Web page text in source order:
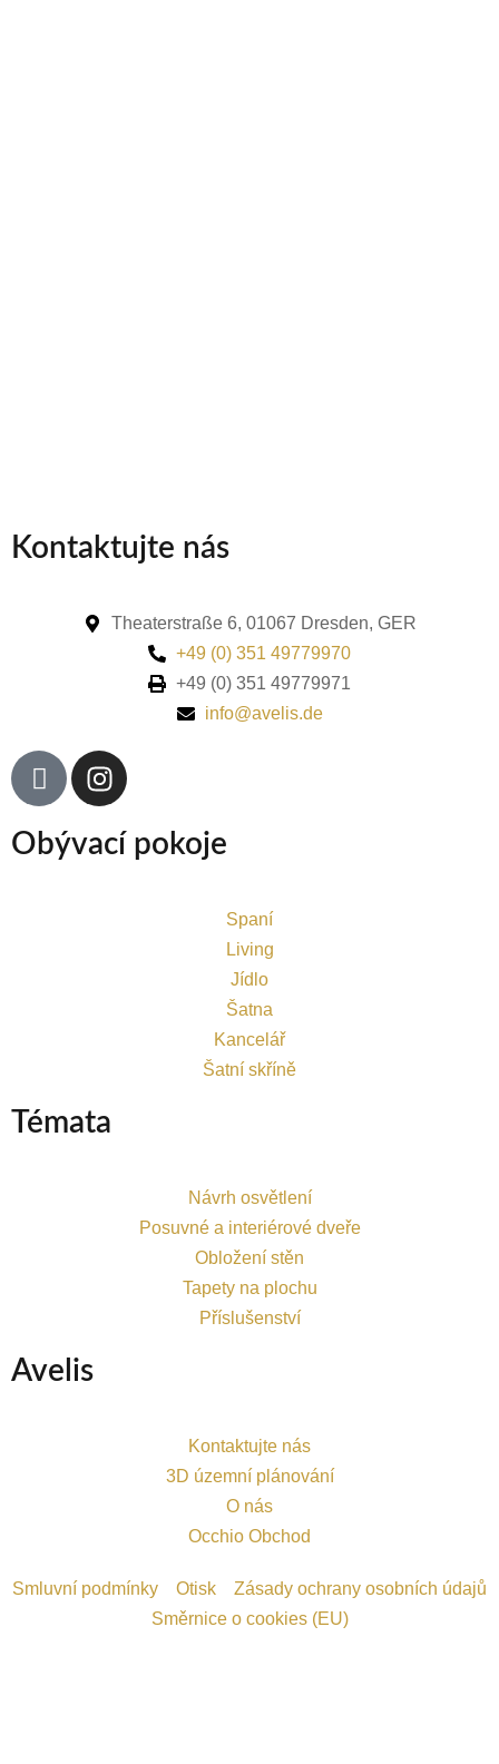
Kontaktujte nás
Theaterstraße 6, 01067 Dresden, GER
+49 (0) 351 49779970
+49 (0) 351 49779971
info@avelis.de
Obývací pokoje
Spaní
Living
Jídlo
Šatna
Kancelář
Šatní skříně
Témata
Návrh osvětlení
Posuvné a interiérové dveře
Obložení stěn
Tapety na plochu
Příslušenství
Avelis
Kontaktujte nás
3D územní plánování
O nás
Occhio Obchod
Smluvní podmínky Otisk
Zásady ochrany osobních údajů
Směrnice o cookies (EU)